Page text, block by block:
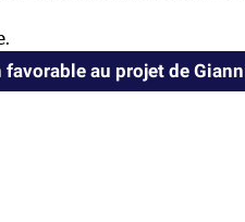
au projet de